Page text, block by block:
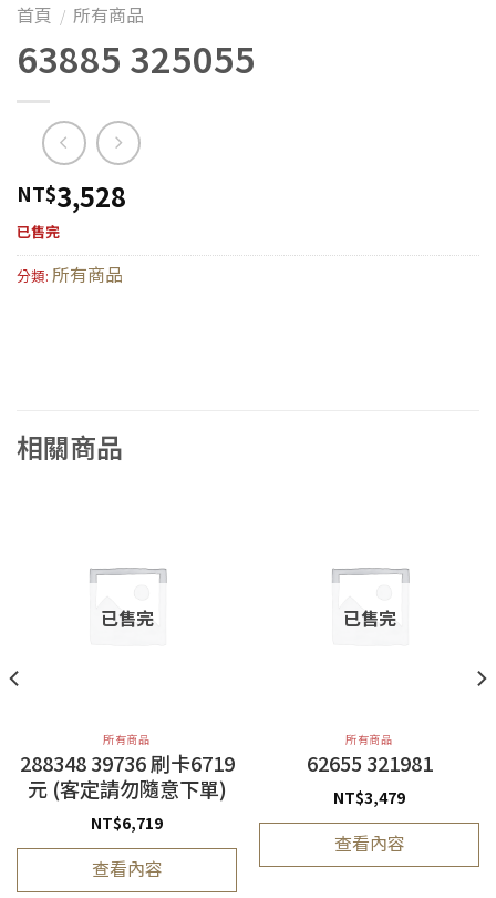
首頁 / 所有商品
63885 325055
NT$3,528
已售完
分類: 所有商品
相關商品
已售完
所有商品
288348 39736 刷卡6719
元 (客定請勿隨意下單)
NT$6,719
查看內容
已售完
所有商品
62655 321981
NT$3,479
查看內容